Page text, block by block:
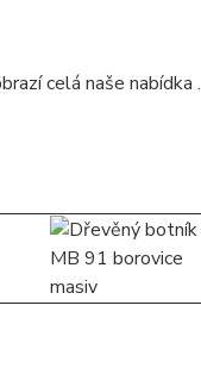
celá naše nabídka .